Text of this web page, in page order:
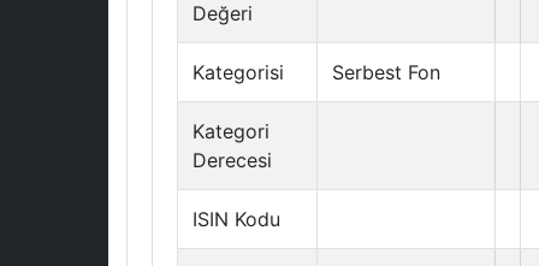
Değeri
Kategorisi Serbest Fon
Kategori
Derecesi
ISIN Kodu